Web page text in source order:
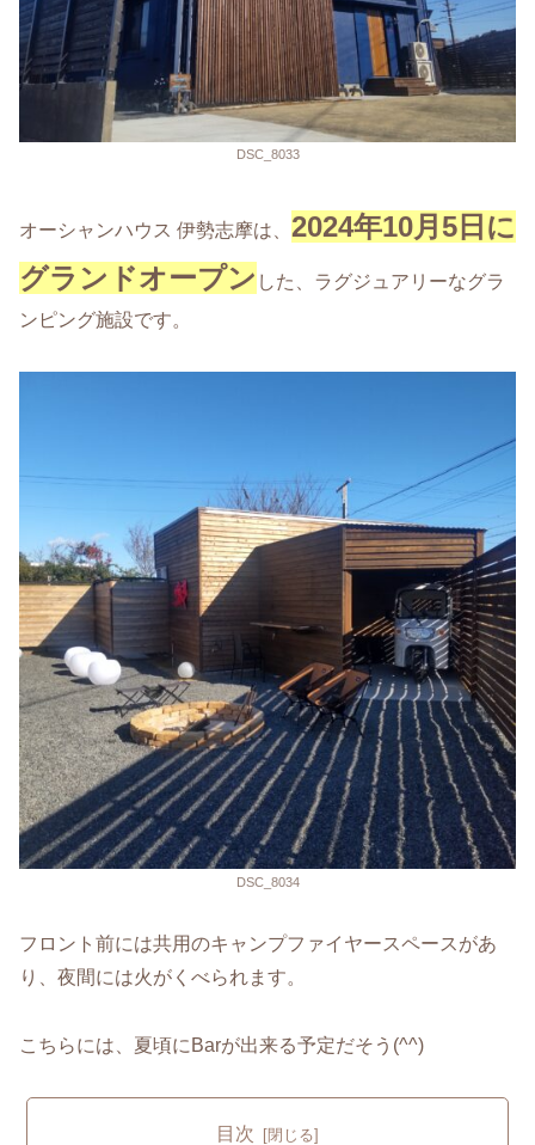
DSC_8033
オーシャンハウス 伊勢志摩は、 2024年10月5日に
グランドオープン した、ラグジュアリーなグラ
ンピング施設です。
DSC_8034
フロント前には共用のキャンプファイヤースペースがあ
り、夜間には火がくべられます。
こちらには、夏頃にBarが出来る予定だそう(^^)
目次